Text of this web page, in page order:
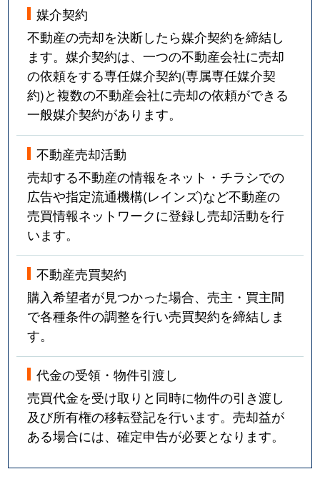
媒介契約
不動産の売却を決断したら媒介契約を締結し
ます。媒介契約は、一つの不動産会社に売却
の依頼をする専任媒介契約(専属専任媒介契
約)と複数の不動産会社に売却の依頼ができる
一般媒介契約があります。
不動産売却活動
売却する不動産の情報をネット・チラシでの
広告や指定流通機構(レインズ)など不動産の
売買情報ネットワークに登録し売却活動を行
います。
不動産売買契約
購入希望者が見つかった場合、売主・買主間
で各種条件の調整を行い売買契約を締結しま
す。
代金の受領・物件引渡し
売買代金を受け取りと同時に物件の引き渡し
及び所有権の移転登記を行います。売却益が
ある場合には、確定申告が必要となります。